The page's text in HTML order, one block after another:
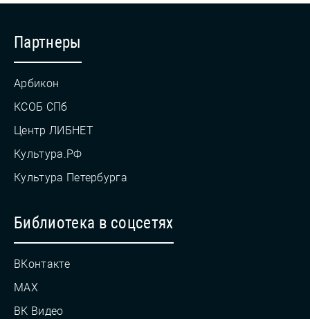
Партнеры
Арбикон
КСОБ СПб
Центр ЛИБНЕТ
Культура.РФ
Культура Петербурга
Библиотека в соцсетях
ВКонтакте
MAX
ВК Видео